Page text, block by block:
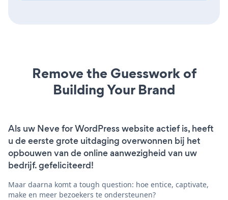
Remove the Guesswork of
Building Your Brand
Als uw Neve for WordPress website actief is, heeft
u de eerste grote uitdaging overwonnen bij het
opbouwen van de online aanwezigheid van uw
bedrijf. gefeliciteerd!
Maar daarna komt a tough question: hoe entice, captivate,
make en meer bezoekers te ondersteunen?